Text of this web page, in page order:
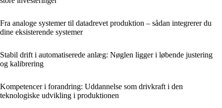
Fra analoge systemer til datadrevet produktion – sådan integrerer du
dine eksisterende systemer
Stabil drift i automatiserede anlæg: Nøglen ligger i løbende justering
og kalibrering
Kompetencer i forandring: Uddannelse som drivkraft i den
teknologiske udvikling i produktionen